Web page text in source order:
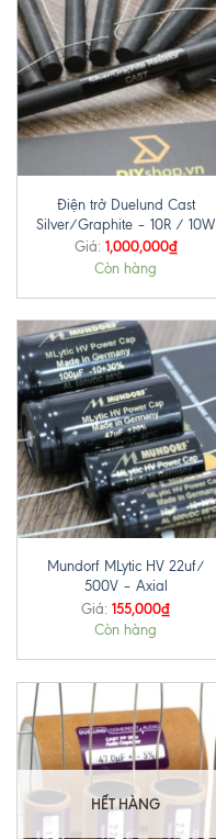
Điện trở Duelund Cast
Silver/Graphite – 10R / 10W
Giá: 1,000,000₫
Còn hàng
Mundorf MLytic HV 22uf/
500V – Axial
Giá: 155,000₫
Còn hàng
HẾT HÀNG